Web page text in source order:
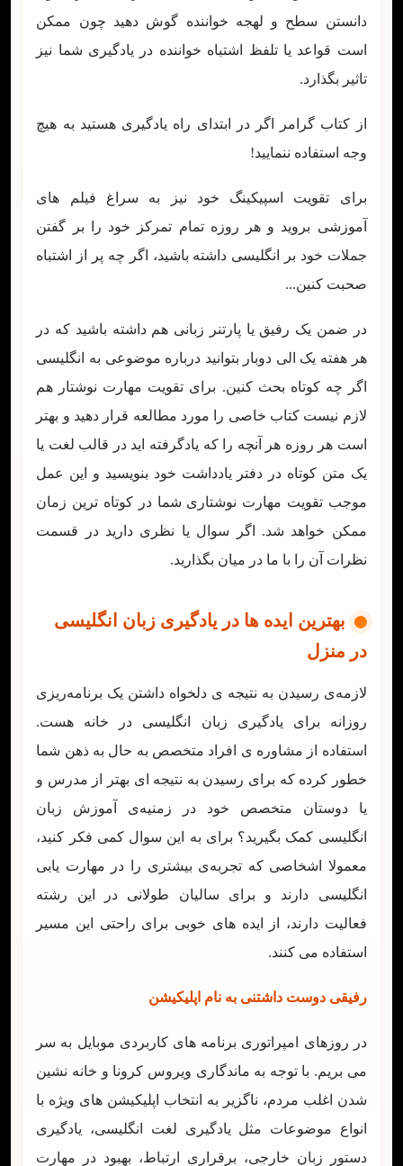
دانستن سطح و لهجه خواننده گوش دهید چون ممکن
است قواعد یا تلفظ اشتباه خواننده در یادگیری شما نیز
تاثیر بگذارد.
از کتاب گرامر اگر در ابتدای راه یادگیری هستید به هیچ
وجه استفاده ننمایید!
برای تقویت اسپیکینگ خود نیز به سراغ فیلم های
آموزشی بروید و هر روزه تمام تمرکز خود را بر گفتن
جملات خود بر انگلیسی داشته باشید، اگر چه پر از اشتباه
صحبت کنین...
در ضمن یک رفیق یا پارتنر زبانی هم داشته باشید که در
هر هفته یک الی دوبار بتوانید درباره موضوعی به انگلیسی
اگر چه کوتاه بحث کنین. برای تقویت مهارت نوشتار هم
لازم نیست کتاب خاصی را مورد مطالعه قرار دهید و بهتر
است هر روزه هر آنچه را که یادگرفته اید در قالب لغت یا
یک متن کوتاه در دفتر یادداشت خود بنویسید و این عمل
موجب تقویت مهارت نوشتاری شما در کوتاه ترین زمان
ممکن خواهد شد. اگر سوال یا نظری دارید در قسمت
نظرات آن را با ما در میان بگذارید.
بهترین ایده ها در یادگیری زبان انگلیسی
در منزل
لازمه‌ی رسیدن به نتیجه ی دلخواه داشتن یک برنامه‌ریزی
روزانه برای یادگیری زبان انگلیسی در خانه هست.
استفاده از مشاوره ی افراد متخصص به حال به ذهن شما
خطور کرده که برای رسیدن به نتیجه ای بهتر از مدرس و
یا دوستان متخصص خود در زمنیه‌ی آموزش زبان
انگلیسی کمک بگیرید؟ برای به این سوال کمی فکر کنید،
معمولا اشخاصی که تجربه‌ی بیشتری را در مهارت یابی
انگلیسی دارند و برای سالیان طولانی در این رشته
فعالیت دارند، از ایده های خوبی برای راحتی این مسیر
استفاده می کنند.
رفیقی دوست داشتنی به نام اپلیکیشن
در روزهای امپراتوری برنامه های کاربردی موبایل به سر
می بریم. با توجه به ماندگاری ویروس کرونا و خانه نشین
شدن اغلب مردم، ناگزیر به انتخاب اپلیکیشن های ویژه با
انواع موضوعات مثل یادگیری لغت انگلیسی، یادگیری
دستور زبان خارجی، برقراری ارتباط، بهبود در مهارت